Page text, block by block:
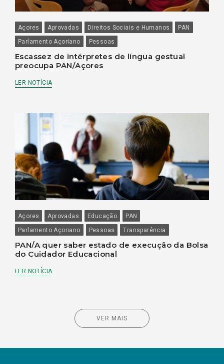
Açores Aprovadas Direitos Sociais e Humanos
PAN
Parlamento Açoriano
Pessoas
Escassez de intérpretes de língua gestual
preocupa PAN/Açores
LER NOTÍCIA
Açores Aprovadas Educação
PAN
Parlamento Açoriano
Pessoas Transparência
PAN/A quer saber estado de execução da Bolsa
do Cuidador Educacional
LER NOTÍCIA
VER MAIS